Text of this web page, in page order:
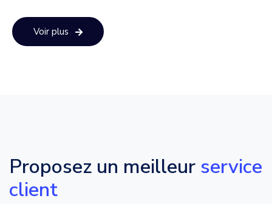
Voir plus
Proposez un meilleur service
client